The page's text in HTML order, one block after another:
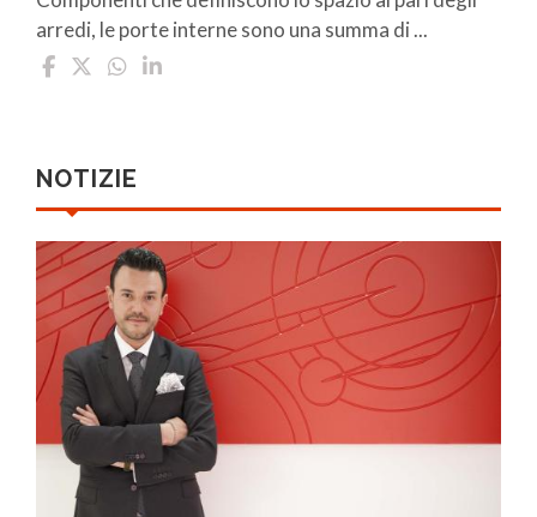
arredi, le porte interne sono una summa di ...
NOTIZIE